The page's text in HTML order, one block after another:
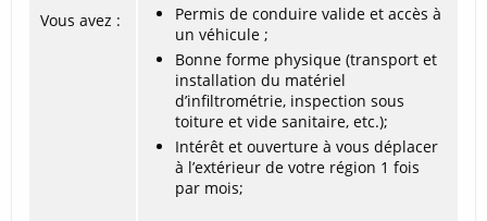
Vous avez :
Permis de conduire valide et accès à
un véhicule ;
Bonne forme physique (transport et
installation du matériel
d’infiltrométrie, inspection sous
toiture et vide sanitaire, etc.);
Intérêt et ouverture à vous déplacer
à l’extérieur de votre région 1 fois
par mois;